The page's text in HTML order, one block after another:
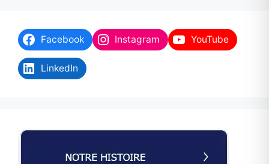
Facebook Instagram YouTube
LinkedIn